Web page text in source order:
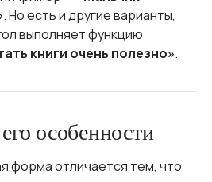
. Но есть и другие варианты,
выполняет функцию
книги очень полезно».
особенности
форма отличается тем, что